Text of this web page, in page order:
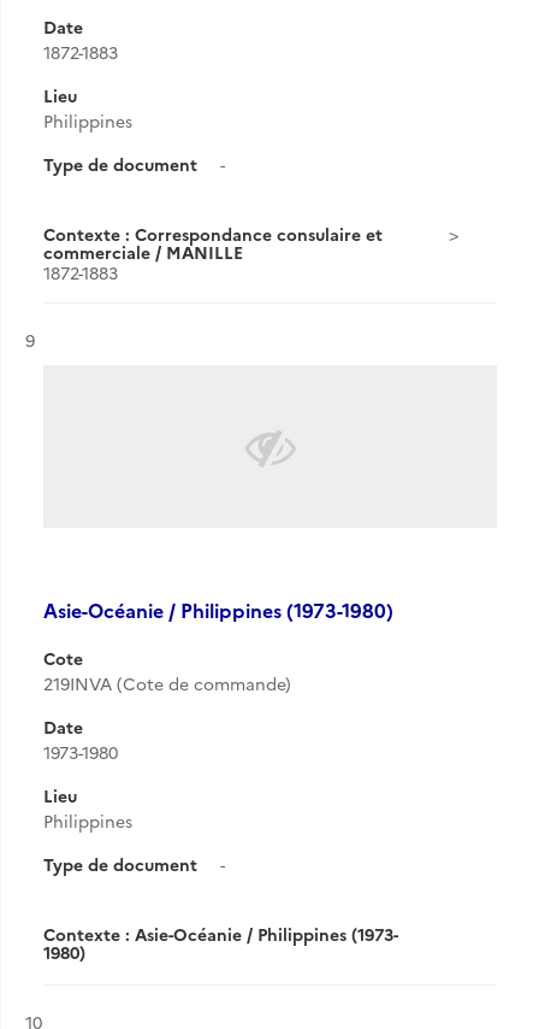
Date
1872-1883
Lieu
Philippines
Type de document
-
Contexte : Correspondance consulaire et
commerciale / MANILLE
1872-1883
Résultat n°
9
Asie-Océanie / Philippines (1973-1980)
Cote
219INVA (Cote de commande)
Date
1973-1980
Lieu
Philippines
Type de document
-
Contexte : Asie-Océanie / Philippines (1973-
1980)
Résultat n°
10